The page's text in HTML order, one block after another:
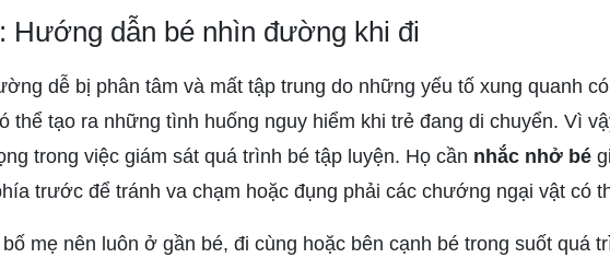
Hướng dẫn bé nhìn đường khi đi
dễ bị phân tâm và mất tập trung do những yếu tố xung quanh
thể tạo ra những tình huống nguy hiểm khi trẻ đang di chuyển. Vì
trong việc giám sát quá trình bé tập luyện. Họ cần nhắc nhở bé
trước để tránh va chạm hoặc đụng phải các chướng ngại vật có
mẹ nên luôn ở gần bé, đi cùng hoặc bên cạnh bé trong suốt quá